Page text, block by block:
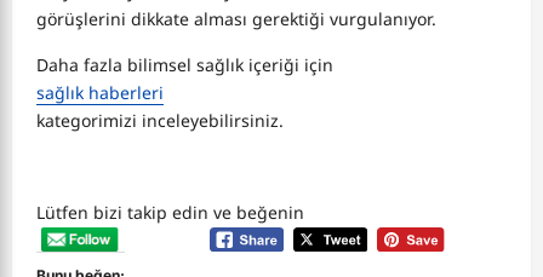
görüşlerini dikkate alması gerektiği vurgulanıyor.
Daha fazla bilimsel sağlık içeriği için
sağlık haberleri
kategorimizi inceleyebilirsiniz.
Lütfen bizi takip edin ve beğenin